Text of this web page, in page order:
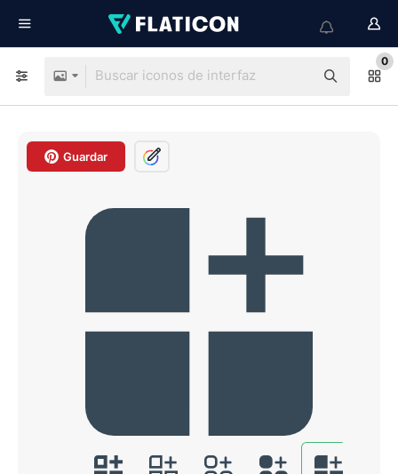
0
Guardar